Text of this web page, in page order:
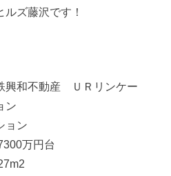
ズ藤沢です！
興和不動産 ＵＲリンケー
ン
ョン
万円台